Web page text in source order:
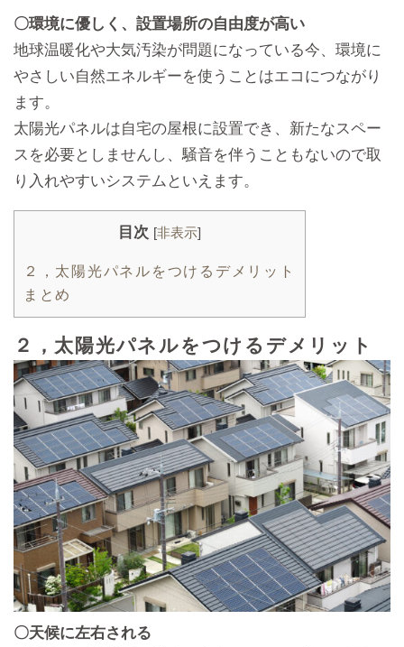
〇環境に優しく、設置場所の自由度が高い
地球温暖化や大気汚染が問題になっている今、環境に
やさしい自然エネルギーを使うことはエコにつながり
ます。
太陽光パネルは自宅の屋根に設置でき、新たなスペー
スを必要としませんし、騒音を伴うこともないので取
り入れやすいシステムといえます。
目次 [非表示]
２，太陽光パネルをつけるデメリット
まとめ
２，太陽光パネルをつけるデメリット
〇天候に左右される